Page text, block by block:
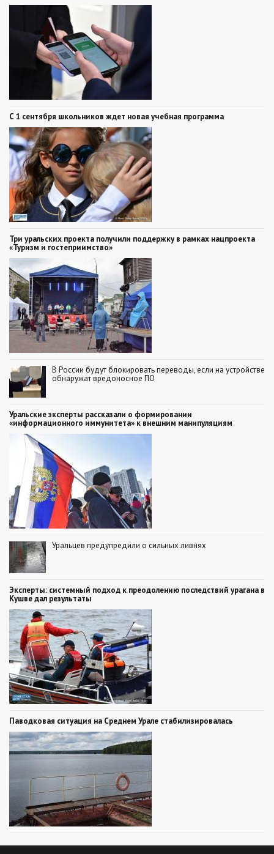
С 1 сентября школьников ждет новая учебная программа
Три уральских проекта получили поддержку в рамках нацпроекта
«Туризм и гостеприимство»
В России будут блокировать переводы, если на устройстве
обнаружат вредоносное ПО
Уральские эксперты рассказали о формировании
«информационного иммунитета» к внешним манипуляциям
Уральцев предупредили о сильных ливнях
Эксперты: системный подход к преодолению последствий урагана в
Кушве дал результаты
Паводковая ситуация на Среднем Урале стабилизировалась